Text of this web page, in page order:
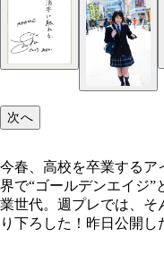
次へ
今春、高校を卒業するア
界で“ゴールデンエイジ
業世代。週プレでは、そ
り下ろした！昨日公開し